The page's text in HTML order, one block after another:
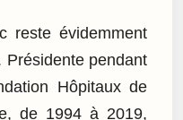
reste évidemment
Présidente pendant
Hôpitaux de
de 1994 à 2019,